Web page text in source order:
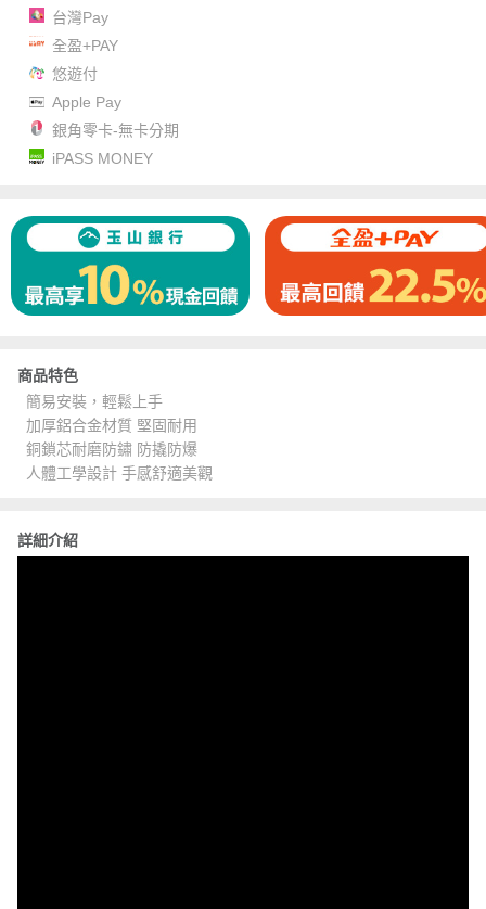
台灣Pay
全盈+PAY
悠遊付
Apple Pay
銀角零卡-無卡分期
iPASS MONEY
商品特色
簡易安裝，輕鬆上手
加厚鋁合金材質 堅固耐用
銅鎖芯耐磨防鏽 防撬防爆
人體工學設計 手感舒適美觀
詳細介紹